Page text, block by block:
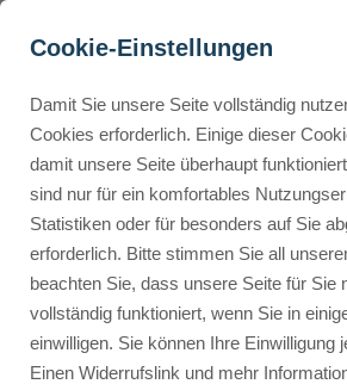
Buyer Personas erstellen
Landingpage optimieren
Internal Linking Tool
Cookie-Einstellungen
Damit Sie unsere Seite vollständig
Cookies erforderlich. Einige dieser
damit unsere Seite überhaupt
sind nur für ein komfortables
Statistiken oder für besonders auf Sie
erforderlich. Bitte stimmen Sie all
beachten Sie, dass unsere Seite für Sie
vollständig funktioniert, wenn Sie in
einwilligen. Sie können Ihre Einwilligung
Einen Widerrufslink und mehr